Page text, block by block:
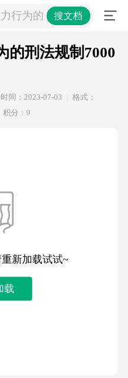
力行为的刑法规制7000字
搜文档
的刑法规制7000
时间：2023-07-03
格式：
积分：9
新加载试试~
载